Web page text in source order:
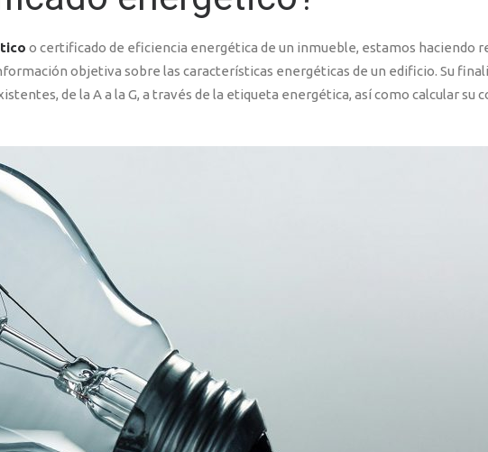
o certificado de eficiencia energética de un inmueble, estamos haciendo
objetiva sobre las características energéticas de un edificio. Su
de la A a la G, a través de la etiqueta energética, así como calcular su